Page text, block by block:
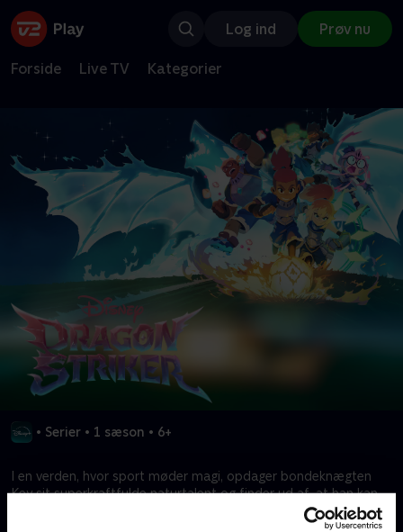
Log ind Prøv nu
Forside Live TV Kategorier
• Serier • 1 sæson • 6+
I en verden, hvor sport møder magi, opdager bondeknægten
Key sit superkraftfulde naturtalent og finder ud af, at han kan